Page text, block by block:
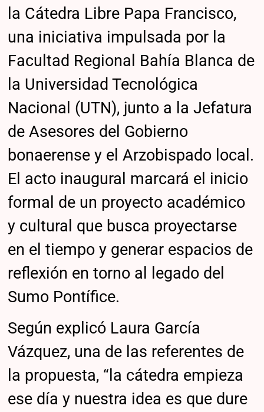
la Cátedra Libre Papa Francisco,
una iniciativa impulsada por la
Facultad Regional Bahía Blanca de
la Universidad Tecnológica
Nacional (UTN), junto a la Jefatura
de Asesores del Gobierno
bonaerense y el Arzobispado local.
El acto inaugural marcará el inicio
formal de un proyecto académico
y cultural que busca proyectarse
en el tiempo y generar espacios de
reflexión en torno al legado del
Sumo Pontífice.
Según explicó Laura García
Vázquez, una de las referentes de
la propuesta, “la cátedra empieza
ese día y nuestra idea es que dure